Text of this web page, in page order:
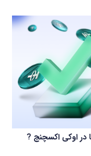
در اوکی اکسچنج ?